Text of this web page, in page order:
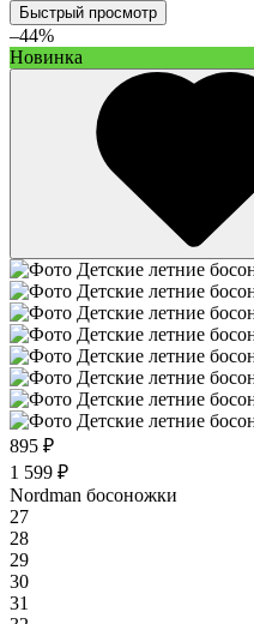
Быстрый просмотр
–44%
Новинка
895 ₽
1 599 ₽
Nordman босоножки
27
28
29
30
31